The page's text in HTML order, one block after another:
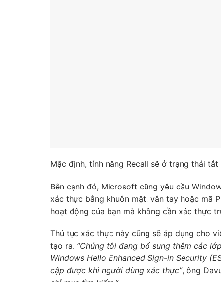
Mặc định, tính năng Recall sẽ ở trạng thái tắt
Bên cạnh đó, Microsoft cũng yêu cầu
xác thực bằng khuôn mặt, vân tay hoặc mã
hoạt động của bạn mà không cần xác thực
Thủ tục xác thực này cũng sẽ áp dụng cho
tạo ra. “Chúng tôi đang bổ sung thêm các
Windows Hello Enhanced Sign-in Security
cập được khi người dùng xác thực”, ông